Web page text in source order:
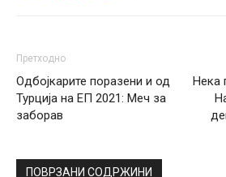
Претходно
Одбојкарите поразени и од
Турција на ЕП 2021: Меч за
заборав
Нека
ПОВРЗАНИ СОДРЖИНИ